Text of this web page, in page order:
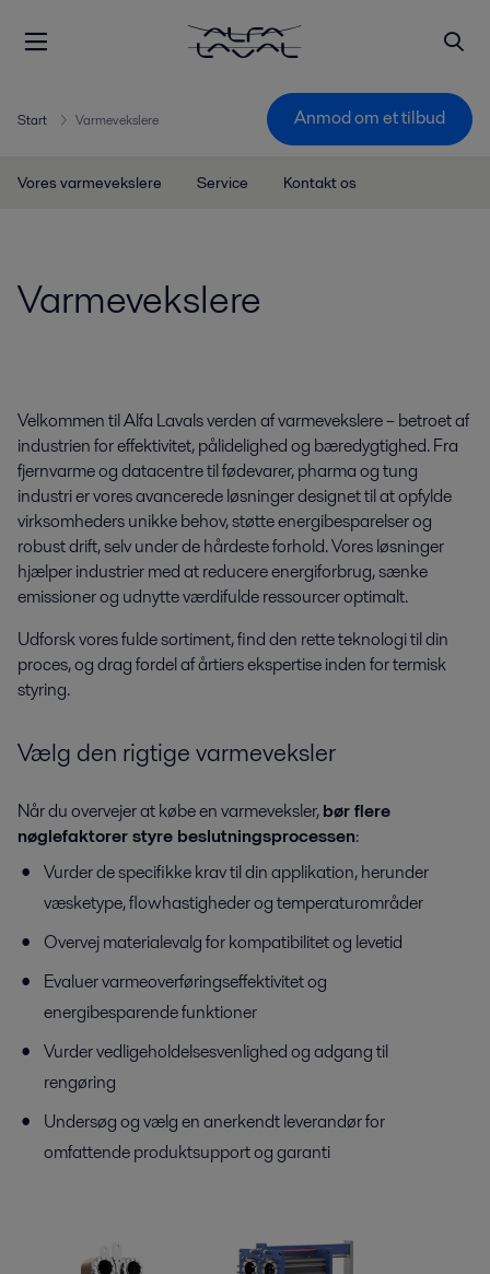
Start Varmevekslere Anmod om et tilbud
Vores varmevekslere Service Kontakt os
Varmevekslere
Velkommen til Alfa Lavals verden af varmevekslere – betroet af
industrien for effektivitet, pålidelighed og bæredygtighed. Fra
fjernvarme og datacentre til fødevarer, pharma og tung
industri er vores avancerede løsninger designet til at opfylde
virksomheders unikke behov, støtte energibesparelser og
robust drift, selv under de hårdeste forhold. Vores løsninger
hjælper industrier med at reducere energiforbrug, sænke
emissioner og udnytte værdifulde ressourcer optimalt.
Udforsk vores fulde sortiment, find den rette teknologi til din
proces, og drag fordel af årtiers ekspertise inden for termisk
styring.
Vælg den rigtige varmeveksler
Når du overvejer at købe en varmeveksler,bør flere
nøglefaktorer styre beslutningsprocessen:
Vurder de specifikke krav til din applikation, herunder
væsketype, flowhastigheder og temperaturområder
Overvej materialevalg for kompatibilitet og levetid
Evaluer varmeoverføringseffektivitet og
energibesparende funktioner
Vurder vedligeholdelsesvenlighed og adgang til
rengøring
Undersøg og vælg en anerkendt leverandør for
omfattende produktsupport og garanti